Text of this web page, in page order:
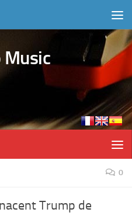
Music
0
Trump de